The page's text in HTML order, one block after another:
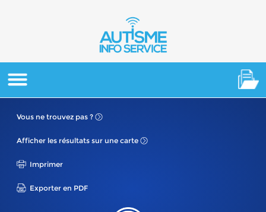
Vous ne trouvez pas ?
Afficher les résultats sur une carte
Imprimer
Exporter en PDF